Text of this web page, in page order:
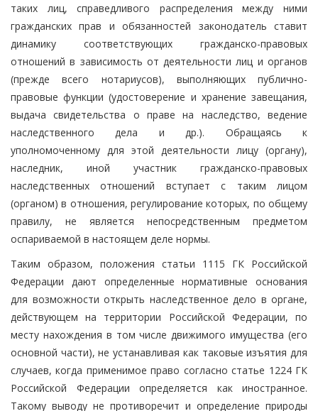
таких лиц, справедливого распределения между ними
гражданских прав и обязанностей законодатель ставит
динамику соответствующих гражданско-правовых
отношений в зависимость от деятельности лиц и органов
(прежде всего нотариусов), выполняющих публично-
правовые функции (удостоверение и хранение завещания,
выдача свидетельства о праве на наследство, ведение
наследственного дела и др.). Обращаясь к
уполномоченному для этой деятельности лицу (органу),
наследник, иной участник гражданско-правовых
наследственных отношений вступает с таким лицом
(органом) в отношения, регулирование которых, по общему
правилу, не является непосредственным предметом
оспариваемой в настоящем деле нормы.
Таким образом, положения статьи 1115 ГК Российской
Федерации дают определенные нормативные основания
для возможности открыть наследственное дело в органе,
действующем на территории Российской Федерации, по
месту нахождения в том числе движимого имущества (его
основной части), не устанавливая как таковые изъятия для
случаев, когда применимое право согласно статье 1224 ГК
Российской Федерации определяется как иностранное.
Такому выводу не противоречит и определение природы